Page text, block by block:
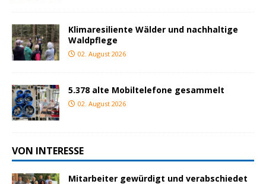
Klimaresiliente Wälder und nachhaltige
Waldpflege
02. August 2026
5.378 alte Mobiltelefone gesammelt
02. August 2026
VON INTERESSE
Mitarbeiter gewürdigt und verabschiedet